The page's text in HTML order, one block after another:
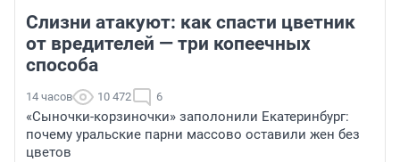
Слизни атакуют: как спасти цветник
от вредителей — три копеечных
способа
14 часов 10 472 6
«Сыночки-корзиночки» заполонили Екатеринбург:
почему уральские парни массово оставили жен без
цветов